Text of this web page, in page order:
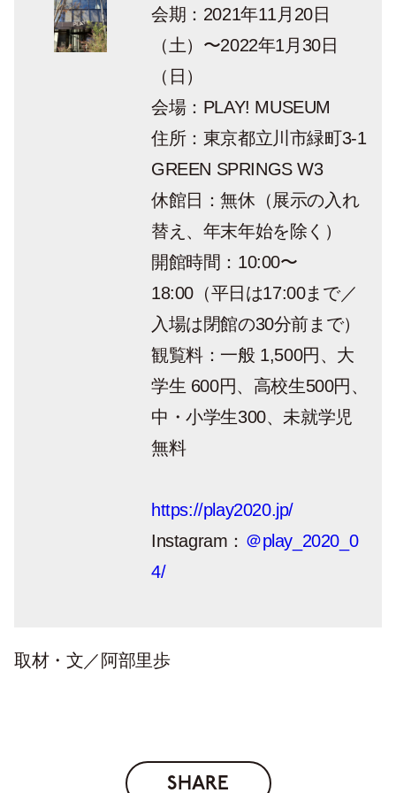
会期：2021年11月20日
（土）〜2022年1月30日
（日）
会場：PLAY! MUSEUM
住所：東京都立川市緑町3-1
GREEN SPRINGS W3
休館日：無休（展示の入れ
替え、年末年始を除く）
開館時間：10:00〜
18:00（平日は17:00まで／
入場は閉館の30分前まで）
観覧料：一般 1,500円、大
学生 600円、高校生500円、
中・小学生300、未就学児
無料
https://play2020.jp/
Instagram： ＠play_2020_0
4/
取材・文／阿部里歩
SHARE